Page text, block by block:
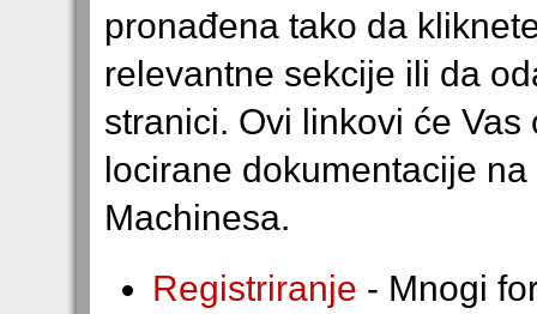
pronađena tako da
relevantne sekcije ili da
stranici. Ovi linkovi će
locirane dokumentacije
Machinesa.
Registriranje - Mnogi